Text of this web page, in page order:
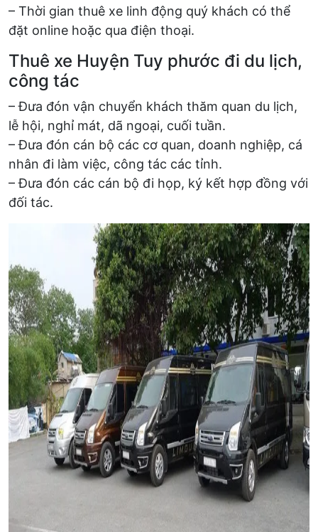
– Thời gian thuê xe linh động quý khách có thể
đặt online hoặc qua điện thoại.
Thuê xe Huyện Tuy phước đi du lịch,
công tác
– Đưa đón vận chuyển khách thăm quan du lịch,
lễ hội, nghỉ mát, dã ngoại, cuối tuần.
– Đưa đón cán bộ các cơ quan, doanh nghiệp, cá
nhân đi làm việc, công tác các tỉnh.
– Đưa đón các cán bộ đi họp, ký kết hợp đồng với
đối tác.